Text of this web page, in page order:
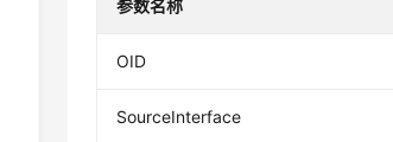
参数名称
OID
SourceInterface